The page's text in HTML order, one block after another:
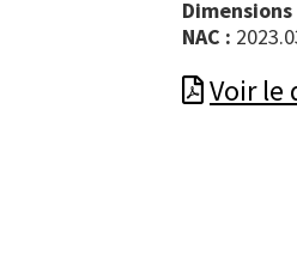
NAC :
Voir le